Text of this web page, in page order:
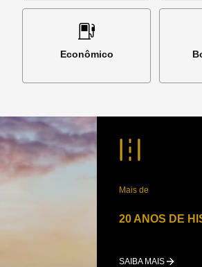
Econômico
Mais de
20 ANOS DE
SAIBA MAIS